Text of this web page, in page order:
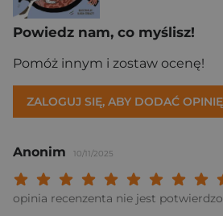
Powiedz nam, co myślisz!
Pomóż innym i zostaw ocenę!
ZALOGUJ SIĘ, ABY DODAĆ OPINIĘ
Anonim 10/11/2025
Twoja
Twoja
Twoja ocena:
Twoja ocena:
Twoja ocena: Może być
Twoja ocena: Słaba 3/10"
Twoja ocena: Bardzo słaba 2/
Twoja ocena: Beznadziejna 1/10"
opinia recenzenta nie jest